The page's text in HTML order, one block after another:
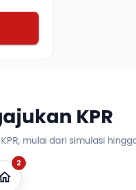
KPR
mulai dari simulasi
2